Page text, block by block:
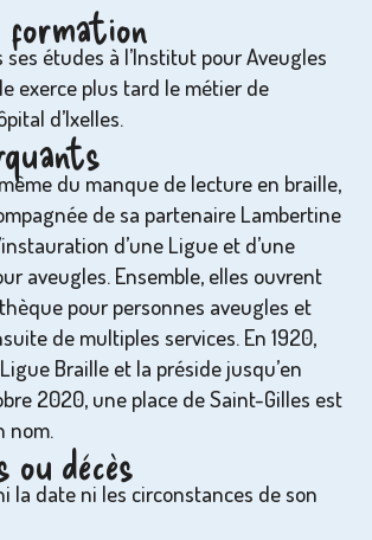
formation
études à l’Institut pour Aveugles
exerce plus tard le métier de
d’Ixelles.
du manque de lecture en braille,
de sa partenaire Lambertine
d’une Ligue et d’une
aveugles. Ensemble, elles ouvrent
pour personnes aveugles et
de multiples services. En 1920,
Braille et la préside jusqu’en
2020, une place de Saint-Gilles est
nom.
décès
la date ni les circonstances de son